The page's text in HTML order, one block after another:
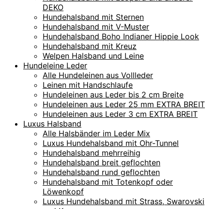
DEKO
Hundehalsband mit Sternen
Hundehalsband mit V-Muster
Hundehalsband Boho Indianer Hippie Look
Hundehalsband mit Kreuz
Welpen Halsband und Leine
Hundeleine Leder
Alle Hundeleinen aus Vollleder
Leinen mit Handschlaufe
Hundeleinen aus Leder bis 2 cm Breite
Hundeleinen aus Leder 25 mm EXTRA BREIT
Hundeleinen aus Leder 3 cm EXTRA BREIT
Luxus Halsband
Alle Halsbänder im Leder Mix
Luxus Hundehalsband mit Ohr-Tunnel
Hundehalsband mehrreihig
Hundehalsband breit geflochten
Hundehalsband rund geflochten
Hundehalsband mit Totenkopf oder
Löwenkopf
Luxus Hundehalsband mit Strass, Swarovski